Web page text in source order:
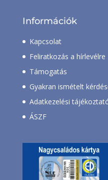
Információk
Kapcsolat
Feliratkozás a hírlevélre
Támogatás
Gyakran ismételt
Adatkezelési
ÁSZF